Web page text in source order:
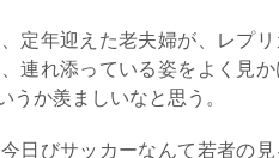
定年迎えた老夫婦が、レプ
連れ添っている姿をよく見
か羨ましいなと思う。
日びサッカーなんて若者の